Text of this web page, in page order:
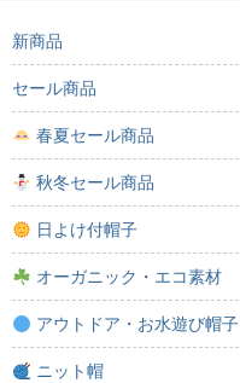
新商品
セール商品
春夏セール商品
秋冬セール商品
日よけ付帽子
オーガニック・エコ素材
アウトドア・お水遊び帽子
ニット帽